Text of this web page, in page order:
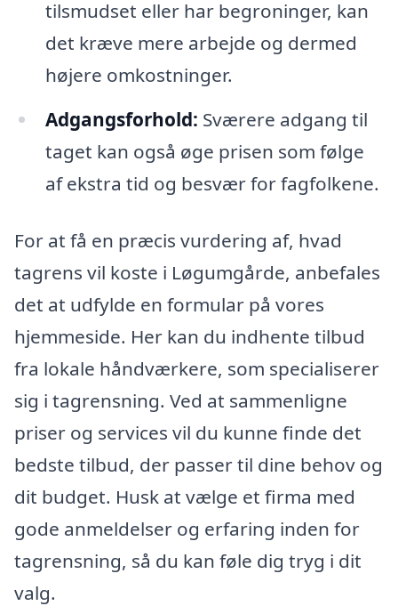
tilsmudset eller har begroninger, kan
det kræve mere arbejde og dermed
højere omkostninger.
Adgangsforhold: Sværere adgang til
taget kan også øge prisen som følge
af ekstra tid og besvær for fagfolkene.
For at få en præcis vurdering af, hvad
tagrens vil koste i Løgumgårde, anbefales
det at udfylde en formular på vores
hjemmeside. Her kan du indhente tilbud
fra lokale håndværkere, som specialiserer
sig i tagrensning. Ved at sammenligne
priser og services vil du kunne finde det
bedste tilbud, der passer til dine behov og
dit budget. Husk at vælge et firma med
gode anmeldelser og erfaring inden for
tagrensning, så du kan føle dig tryg i dit
valg.